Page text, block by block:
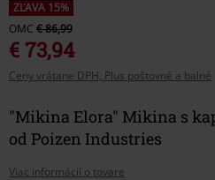
ZĽAVA 15%
OMC € 86,99
€ 73,94
Ceny vrátane DPH, Plus poštovné a balné
"Mikina Elora" Mikina s
od Poizen Industries
Viac informácií o tovare